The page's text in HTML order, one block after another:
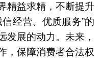
精益求精，不断提升
经营、优质服务”的
发展的动力。未来，
，保障消费者合法权